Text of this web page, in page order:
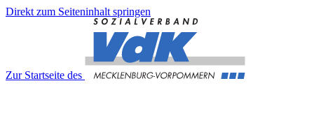
Direkt zum Seiteninhalt springen
Zur Startseite des